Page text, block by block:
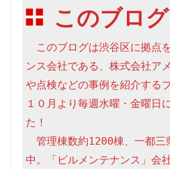
このブロ
このブログは渋谷区に拠点
ンス会社である、株式会社ア
や点検などの事例を紹介する
１０月より毎週水曜・金曜日
た！
管理棟数約1200棟、一都三
中。「ビルメンテナンス」会